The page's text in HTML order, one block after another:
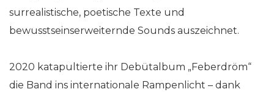
surrealistische, poetische Texte und
bewusstseinserweiternde Sounds auszeichnet.
2020 katapultierte ihr Debütalbum „Feberdröm“
die Band ins internationale Rampenlicht – dank